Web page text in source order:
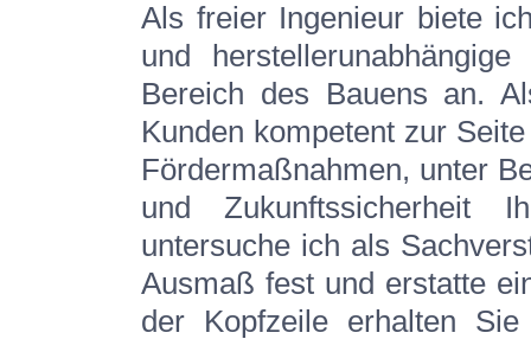
Als freier Ingenieur biete
und
Bereich des Bauens an.
Kunden kompetent zur
Fördermaßnahmen, unter
und Zukunftssicherheit
untersuche ich als
Ausmaß fest und erstatte
der Kopfzeile erhalten